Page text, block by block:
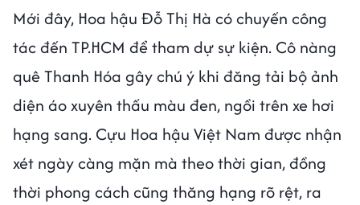
Mới đây, Hoa hậu Đỗ Thị Hà có chuyến công
tác đến TP.HCM để tham dự sự kiện. Cô nàng
quê Thanh Hóa gây chú ý khi đăng tải bộ ảnh
diện áo xuyên thấu màu đen, ngồi trên xe hơi
hạng sang. Cựu Hoa hậu Việt Nam được nhận
xét ngày càng mặn mà theo thời gian, đồng
thời phong cách cũng thăng hạng rõ rệt, ra